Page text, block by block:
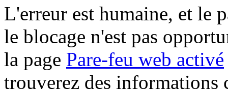
L'erreur est humaine, et le
le blocage n'est pas
la page Pare-feu web activé
trouverez des informations